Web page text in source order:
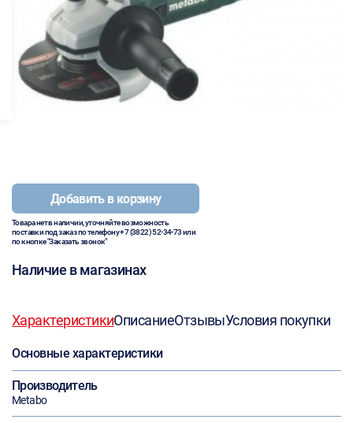
Добавить в корзину
Товара нет в наличии, уточняйте возможность
поставки под заказ по телефону+7 (3822) 52-34-73или
по кнопке "Заказать звонок"
Наличие в магазинах
ХарактеристикиОписаниеОтзывыУсловия покупки
Основные характеристики
Производитель
Metabo